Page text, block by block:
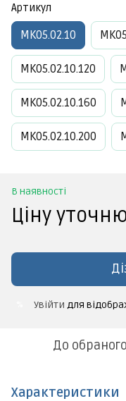
Артикул
МК05.02.10
МК05.02.10.120
МК05.02.10.160
МК05.02.10.200
В наявності
Ціну
Увійти для
До обраного
Характеристики